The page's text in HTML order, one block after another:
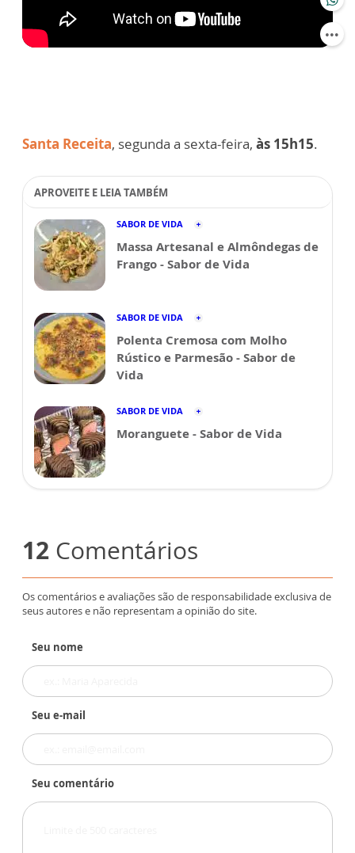
Santa Receita, segunda a sexta-feira, às 15h15.
APROVEITE E LEIA TAMBÉM
SABOR DE VIDA
Massa Artesanal e Almôndegas de
Frango - Sabor de Vida
SABOR DE VIDA
Polenta Cremosa com Molho
Rústico e Parmesão - Sabor de
Vida
SABOR DE VIDA
Moranguete - Sabor de Vida
12 Comentários
Os comentários e avaliações são de responsabilidade exclusiva de
seus autores e não representam a opinião do site.
Seu nome
Seu e-mail
Seu comentário